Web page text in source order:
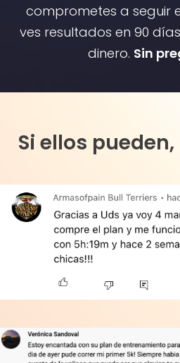
comprometes a seguir
ves resultados en 90
dinero. Sin
Si ellos